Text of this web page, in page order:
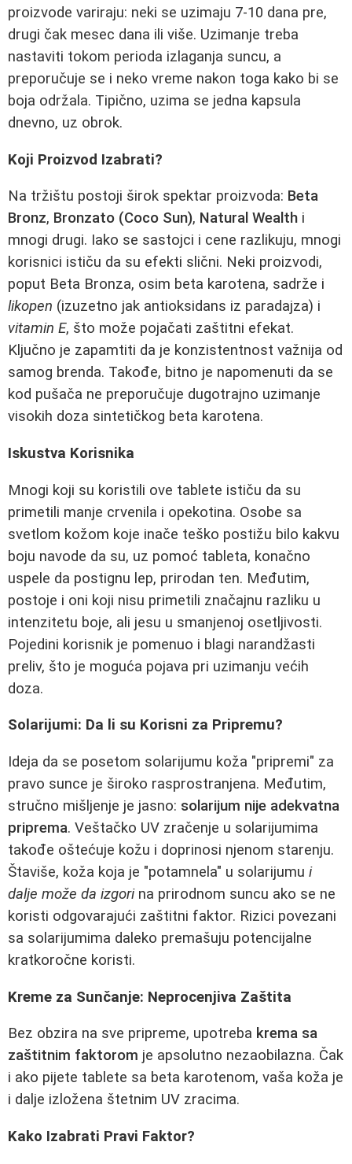
proizvode variraju: neki se uzimaju 7-10 dana pre,
drugi čak mesec dana ili više. Uzimanje treba
nastaviti tokom perioda izlaganja suncu, a
preporučuje se i neko vreme nakon toga kako bi se
boja održala. Tipično, uzima se jedna kapsula
dnevno, uz obrok.
Koji Proizvod Izabrati?
Na tržištu postoji širok spektar proizvoda: Beta
Bronz, Bronzato (Coco Sun), Natural Wealth i
mnogi drugi. Iako se sastojci i cene razlikuju, mnogi
korisnici ističu da su efekti slični. Neki proizvodi,
poput Beta Bronza, osim beta karotena, sadrže i
likopen (izuzetno jak antioksidans iz paradajza) i
vitamin E, što može pojačati zaštitni efekat.
Ključno je zapamtiti da je konzistentnost važnija od
samog brenda. Takođe, bitno je napomenuti da se
kod pušača ne preporučuje dugotrajno uzimanje
visokih doza sintetičkog beta karotena.
Iskustva Korisnika
Mnogi koji su koristili ove tablete ističu da su
primetili manje crvenila i opekotina. Osobe sa
svetlom kožom koje inače teško postižu bilo kakvu
boju navode da su, uz pomoć tableta, konačno
uspele da postignu lep, prirodan ten. Međutim,
postoje i oni koji nisu primetili značajnu razliku u
intenzitetu boje, ali jesu u smanjenoj osetljivosti.
Pojedini korisnik je pomenuo i blagi narandžasti
preliv, što je moguća pojava pri uzimanju većih
doza.
Solarijumi: Da li su Korisni za Pripremu?
Ideja da se posetom solarijumu koža "pripremi" za
pravo sunce je široko rasprostranjena. Međutim,
stručno mišljenje je jasno: solarijum nije adekvatna
priprema. Veštačko UV zračenje u solarijumima
takođe oštećuje kožu i doprinosi njenom starenju.
Štaviše, koža koja je "potamnela" u solarijumu i
dalje može da izgorina prirodnom suncu ako se ne
koristi odgovarajući zaštitni faktor. Rizici povezani
sa solarijumima daleko premašuju potencijalne
kratkoročne koristi.
Kreme za Sunčanje: Neprocenjiva Zaštita
Bez obzira na sve pripreme, upotreba krema sa
zaštitnim faktorom je apsolutno nezaobilazna. Čak
i ako pijete tablete sa beta karotenom, vaša koža je
i dalje izložena štetnim UV zracima.
Kako Izabrati Pravi Faktor?